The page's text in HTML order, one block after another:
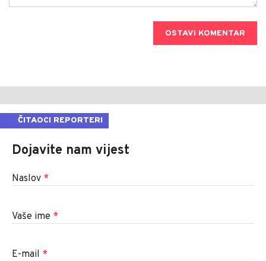
OSTAVI KOMENTAR
ČITAOCI REPORTERI
Dojavite nam vijest
Naslov *
Vaše ime *
E-mail *